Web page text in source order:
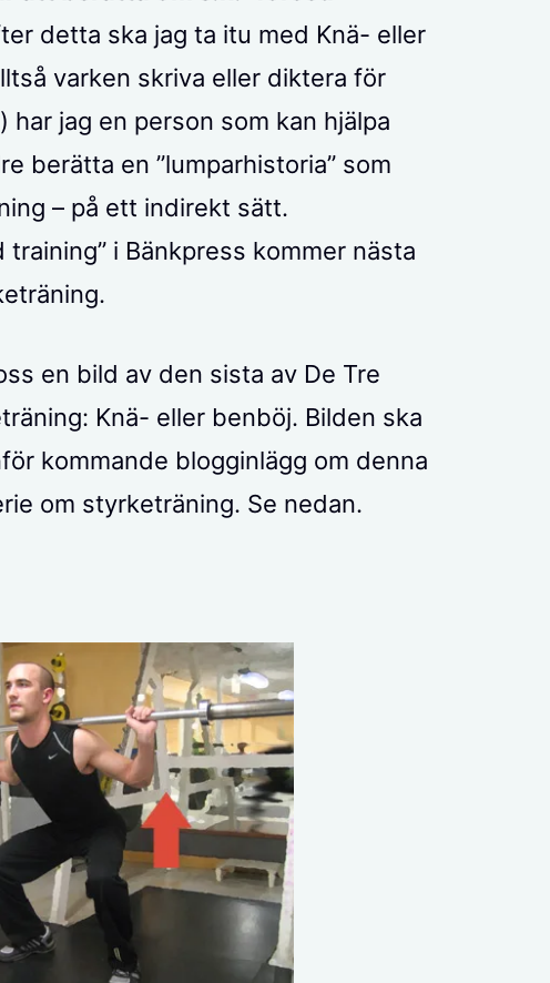
detta ska jag ta itu med Knä- eller
varken skriva eller diktera för
har jag en person som kan hjälpa
berätta en ”lumparhistoria” som
– på ett indirekt sätt.
training” i Bänkpress kommer nästa
en bild av den sista av De Tre
Knä- eller benböj. Bilden ska
kommande blogginlägg om denna
om styrketräning. Se nedan.